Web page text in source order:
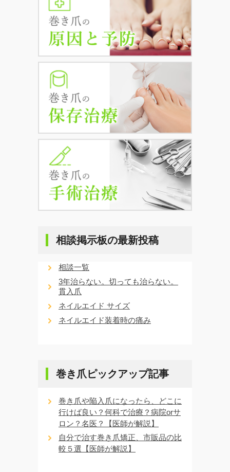
相談掲示板の最新投稿
相談一覧
3年治らない。切っても治らない。
貫入爪
ネイルエイド サイズ
ネイルエイド装着時の痛み
巻き爪ピックアップ記事
巻き爪や陥入爪になったら、どこに
行けば良い？何科で治療？病院orサ
ロン？名医？【医師が解説】
自分で治す巻き爪矯正、市販品の比
較５選【医師が解説】